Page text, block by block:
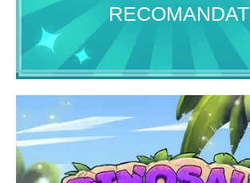
RECOMANDAT